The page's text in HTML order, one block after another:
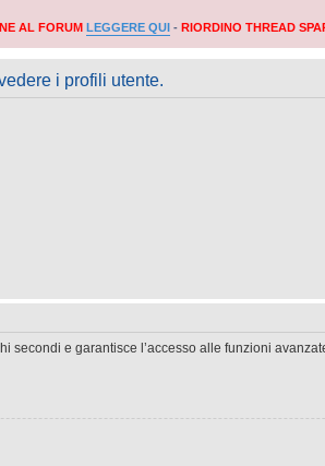
AL FORUM LEGGERE QUI - RIORDINO THREAD
i profili utente.
e garantisce l’accesso alle funzioni